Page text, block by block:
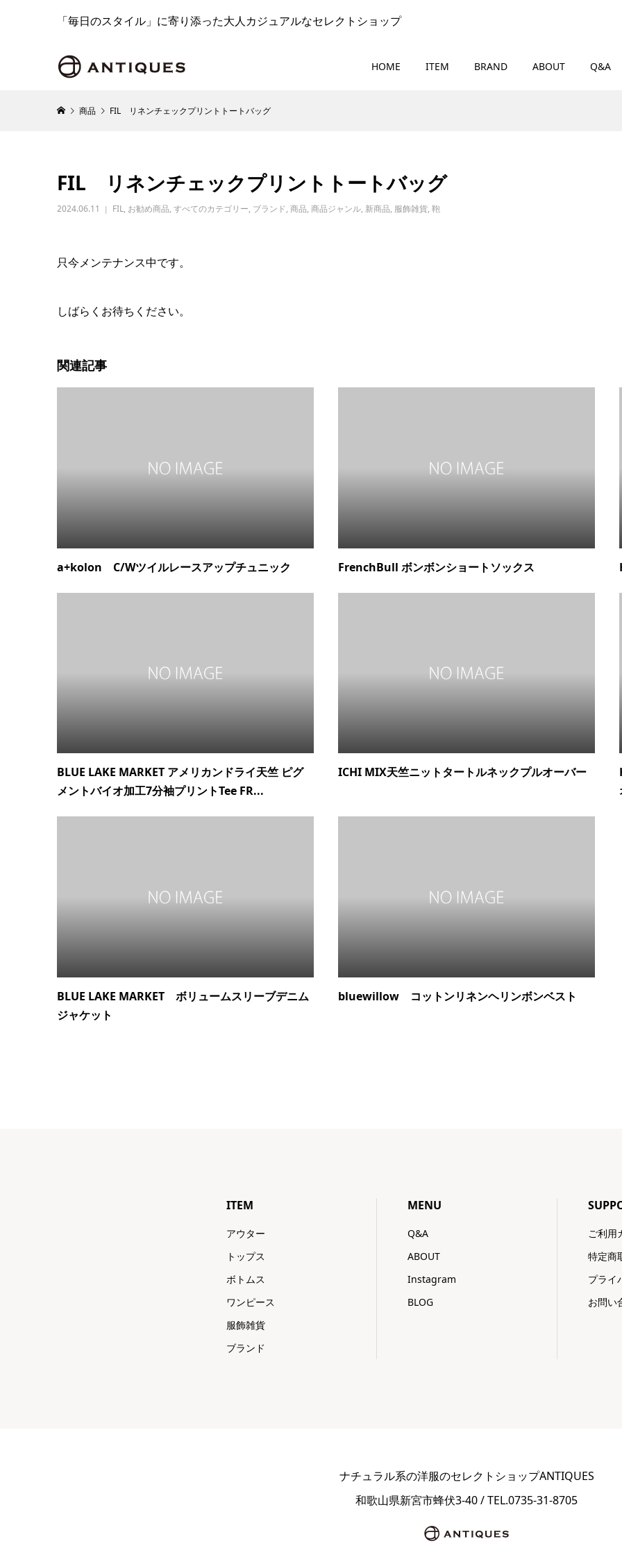
「毎日のスタイル」に寄り添った大人カジュアルなセレクトショップ
HOME ITEM BRAND ABOUT Q&A
商品 FIL リネンチェックプリントトートバッグ
FIL リネンチェックプリントトートバッグ
2024.06.11 FIL, お勧め商品, すべてのカテゴリー, ブランド, 商品, 商品ジャンル, 新商品, 服飾雑貨, 鞄
只今メンテナンス中です。
しばらくお待ちください。
関連記事
a+kolon C/Wツイルレースアップチュニック FrenchBull ボンボンショートソックス
BLUE LAKE MARKET アメリカンドライ天竺 ピグ
メントバイオ加工7分袖プリントTee FR...
ICHI MIX天竺ニットタートルネックプルオーバー
BLUE LAKE MARKET ボリュームスリーブデニム
ジャケット
bluewillow コットンリネンヘリンボンベスト
ITEM
アウター
トップス
ボトムス
ワンピース
服飾雑貨
ブランド
MENU
Q&A
ABOUT
Instagram
BLOG
ご利用
特定商
プライ
お問い
ナチュラル系の洋服のセレクトショップANTIQUES
和歌山県新宮市蜂伏3-40 / TEL.0735-31-8705